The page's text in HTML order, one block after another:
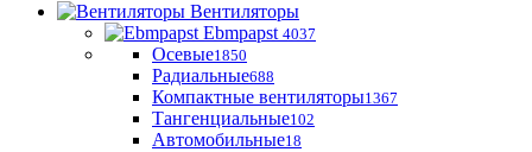
Вентиляторы
Ebmpapst 4037
Осевые1850
Радиальные688
Компактные вентиляторы1367
Тангенциальные102
Автомобильные18